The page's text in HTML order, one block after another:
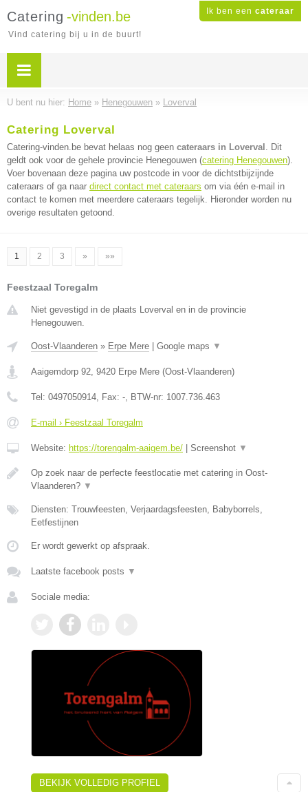
Ik ben een cateraar
Catering -vinden.be
Vind catering bij u in de buurt!
U bent nu hier: Home » Henegouwen » Loverval
Catering Loverval
Catering-vinden.be bevat helaas nog geen cateraars in Loverval . Dit
geldt ook voor de gehele provincie Henegouwen (catering Henegouwen).
Voer bovenaan deze pagina uw postcode in voor de dichtstbijzijnde
cateraars of ga naar direct contact met cateraars om via één e-mail in
contact te komen met meerdere cateraars tegelijk. Hieronder worden nu
overige resultaten getoond.
1 2 3 » »»
Feestzaal Toregalm
Niet gevestigd in de plaats Loverval en in de provincie
Henegouwen.
Oost-Vlaanderen » Erpe Mere Google maps ▼
Aaigemdorp 92, 9420 Erpe Mere (Oost-Vlaanderen)
Tel: 0497050914, Fax: -, BTW-nr: 1007.736.463
E-mail › Feestzaal Toregalm
Website: https://torengalm-aaigem.be/ Screenshot ▼
Op zoek naar de perfecte feestlocatie met catering in Oost-
Vlaanderen? ▼
Diensten: Trouwfeesten, Verjaardagsfeesten, Babyborrels,
Eetfestijnen
Er wordt gewerkt op afspraak.
Laatste facebook posts ▼
Sociale media:
BEKIJK VOLLEDIG PROFIEL